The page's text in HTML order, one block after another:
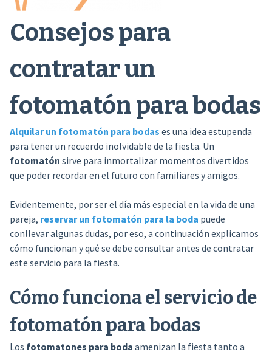
Consejos para
contratar un
fotomatón para bodas
Alquilar un fotomatón para bodas es una idea estupenda
para tener un recuerdo inolvidable de la fiesta. Un
fotomatón sirve para inmortalizar momentos divertidos
que poder recordar en el futuro con familiares y amigos.
Evidentemente, por ser el día más especial en la vida de una
pareja, reservar un fotomatón para la boda puede
conllevar algunas dudas, por eso, a continuación explicamos
cómo funcionan y qué se debe consultar antes de contratar
este servicio para la fiesta.
Cómo funciona el servicio de
fotomatón para bodas
Los fotomatones para boda amenizan la fiesta tanto a